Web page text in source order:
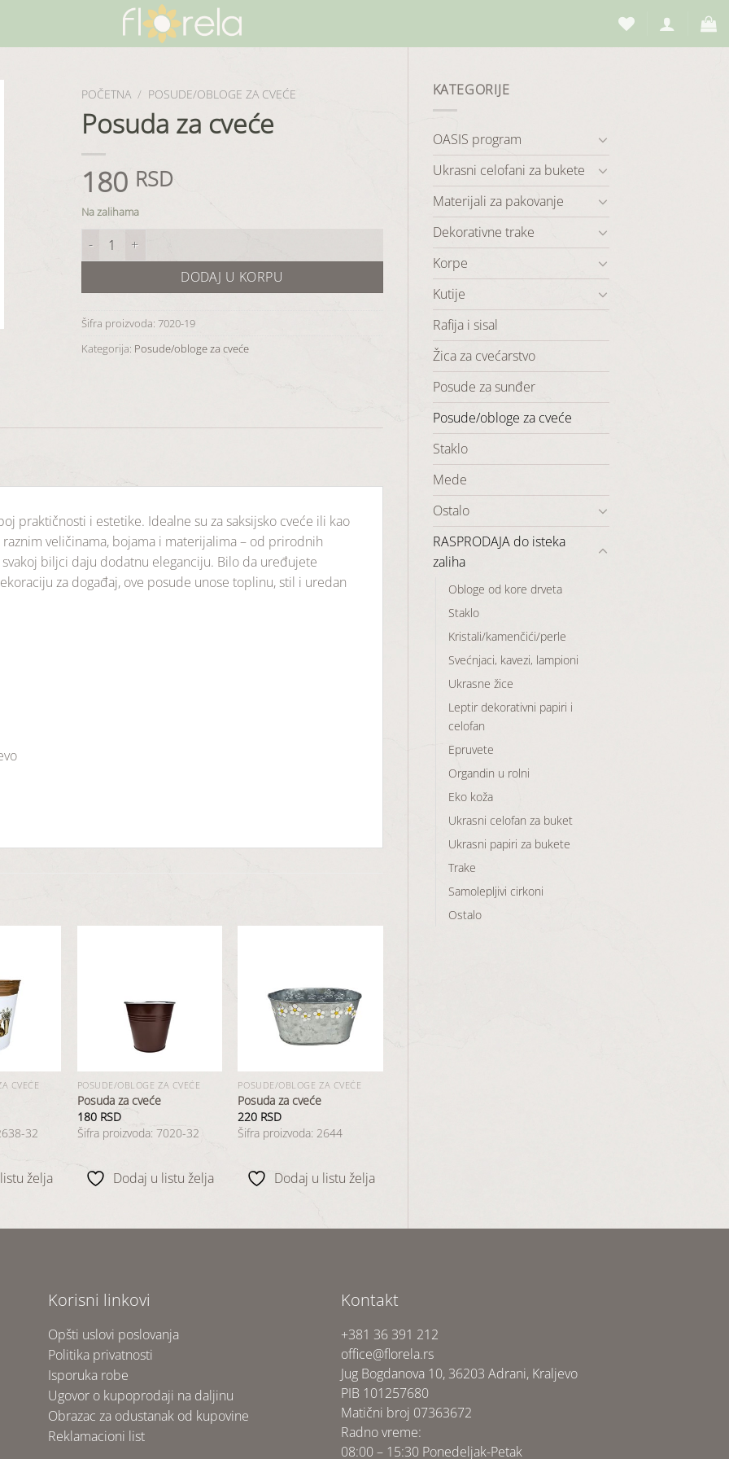
KATEGORIJE
OASIS program
Ukrasni celofani za bukete
Materijali za pakovanje
Dekorativne trake
Korpe
Kutije
Rafija i sisal
Žica za cvećarstvo
Posude za sunđer
Posude/obloge za cveće
Staklo
Mede
Ostalo
RASPRODAJA do isteka
zaliha
Obloge od kore drveta
Staklo
Kristali/kamenčići/perle
Svećnjaci, kavezi, lampioni
Ukrasne žice
Leptir dekorativni papiri i
celofan
Epruvete
Organdin u rolni
Eko koža
Ukrasni celofan za buket
Ukrasni papiri za bukete
Trake
Samolepljivi cirkoni
Ostalo
POČETNA / POSUDE/OBLOGE ZA CVEĆE
Posuda za cveće
180 RSD
Na zalihama
Posuda za cveće količina
DODAJ U KORPU
Šifra proizvoda: 7020-19
Kategorija: Posude/obloge za cveće
praktičnosti i estetike. Idealne su za saksijsko cveće ili kao
raznim veličinama, bojama i materijalima – od prirodnih
biljci daju dodatnu eleganciju. Bilo da uređujete
za događaj, ove posude unose toplinu, stil i uredan
CVEĆE
32
želja
POSUDE/OBLOGE ZA CVEĆE
Posuda za cveće
180 RSD
Šifra proizvoda: 7020-32
Dodaj u listu želja
Dodaj
u
listu
želja
POSUDE/OBLOGE ZA CVEĆE
Posuda za cveće
220 RSD
Šifra proizvoda: 2644
Dodaj u listu želja
Korisni linkovi
Opšti uslovi poslovanja
Politika privatnosti
Isporuka robe
Ugovor o kupoprodaji na daljinu
Obrazac za odustanak od kupovine
Reklamacioni list
Kontakt
+381 36 391 212
office@florela.rs
Jug Bogdanova 10, 36203 Adrani, Kraljevo
PIB 101257680
Matični broj 07363672
Radno vreme:
08:00 – 15:30 Ponedeljak-Petak